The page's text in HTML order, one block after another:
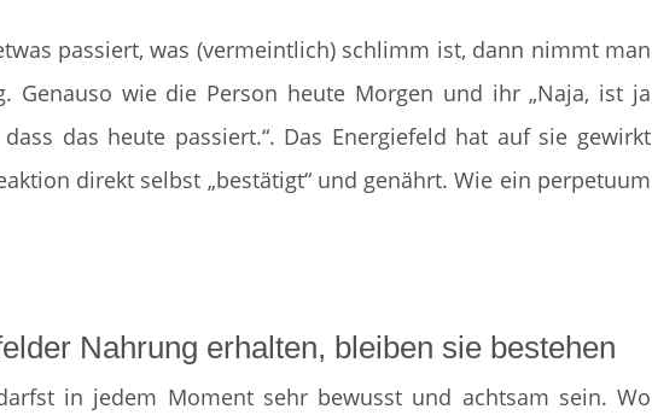
passiert, was (vermeintlich) schlimm ist, dann nimmt man
Genauso wie die Person heute Morgen und ihr „Naja, ist ja
das heute passiert.“. Das Energiefeld hat auf sie gewirkt
direkt selbst „bestätigt“ und genährt. Wie ein perpetuum
Nahrung erhalten, bleiben sie bestehen
in jedem Moment sehr bewusst und achtsam sein. Wo